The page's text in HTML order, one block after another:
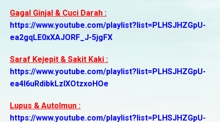
Gagal Ginjal & Cuci Darah :
https://www.youtube.com/playlist?list=PLHSJHZGpU-
ea2gqLE0xXAJORF_J-5jgFX
Saraf Kejepit & Sakit Kaki :
https://www.youtube.com/playlist?list=PLHSJHZGpU-
ea4I6uRdibkLzlXOtzxoHOe
Lupus & AutoImun :
https://www.youtube.com/playlist?list=PLHSJHZGpU-